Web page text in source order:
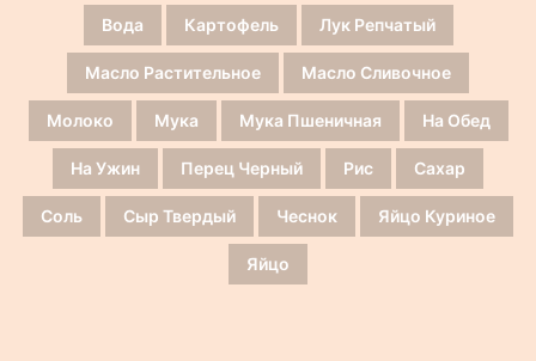
Вода Картофель Лук Репчатый
Масло Растительное Масло Сливочное
Молоко Мука Мука Пшеничная На Обед
На Ужин Перец Черный Рис Сахар
Соль Сыр Твердый Чеснок Яйцо Куриное
Яйцо